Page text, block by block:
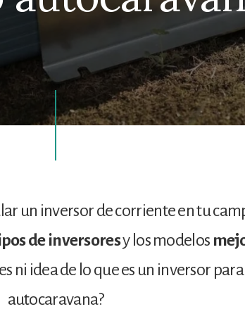
un inversor de corriente en tu
de inversoresy los modelos
ni idea de lo que es un inversor para
autocaravana?